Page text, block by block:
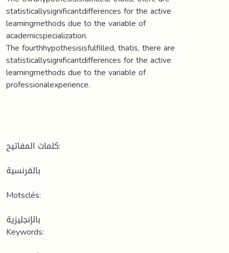
statisticallysignificantdifferences for the active
learningmethods due to the variable of
academicspecialization.
The fourthhypothesisisfulfilled, thatis, there are
statisticallysignificantdifferences for the active
learningmethods due to the variable of
professionalexperience.
كلمات المفاتيح:
بالفرنسية
Motsclés:
بالإنجليزية
Keywords: